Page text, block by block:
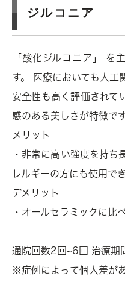
ジルコニア
「酸化ジルコニア」 を
す。 医療においても人工
安全性も高く評価されて
感のある美しさが特徴です
メリット
・非常に高い強度を持ち
レルギーの方にも使用で
デメリット
・オールセラミックに比
通院回数2回~6回 治療期
※症例によって個人差が